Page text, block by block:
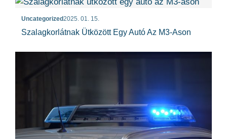
Uncategorized2025. 01. 15.
Szalagkorlátnak Ütközött Egy Autó Az M3-Ason